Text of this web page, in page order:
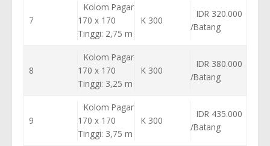
7
Kolom Pagar
170 x 170
Tinggi: 2,75 m
K 300
IDR 320.000
/Batang
8
Kolom Pagar
170 x 170
Tinggi: 3,25 m
K 300
IDR 380.000
/Batang
9
Kolom Pagar
170 x 170
Tinggi: 3,75 m
K 300
IDR 435.000
/Batang